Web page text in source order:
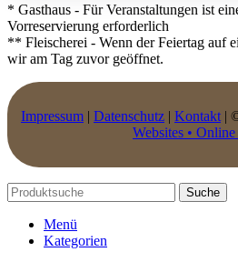
* Gasthaus - Für Veranstaltungen ist
Vorreservierung erforderlich
** Fleischerei - Wenn der Feiertag auf
wir am Tag zuvor geöffnet.
Impressum | Datenschutz | Kontakt |
Websites •
Suche
Menü
Kategorien